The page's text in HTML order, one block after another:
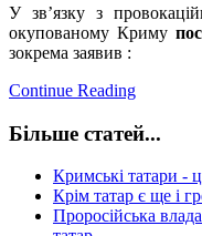
У зв’язку з
окупованому Криму
зокрема заявив :
Continue Reading
Більше статей...
Кримські татари -
Крім татар є ще і
Проросійська